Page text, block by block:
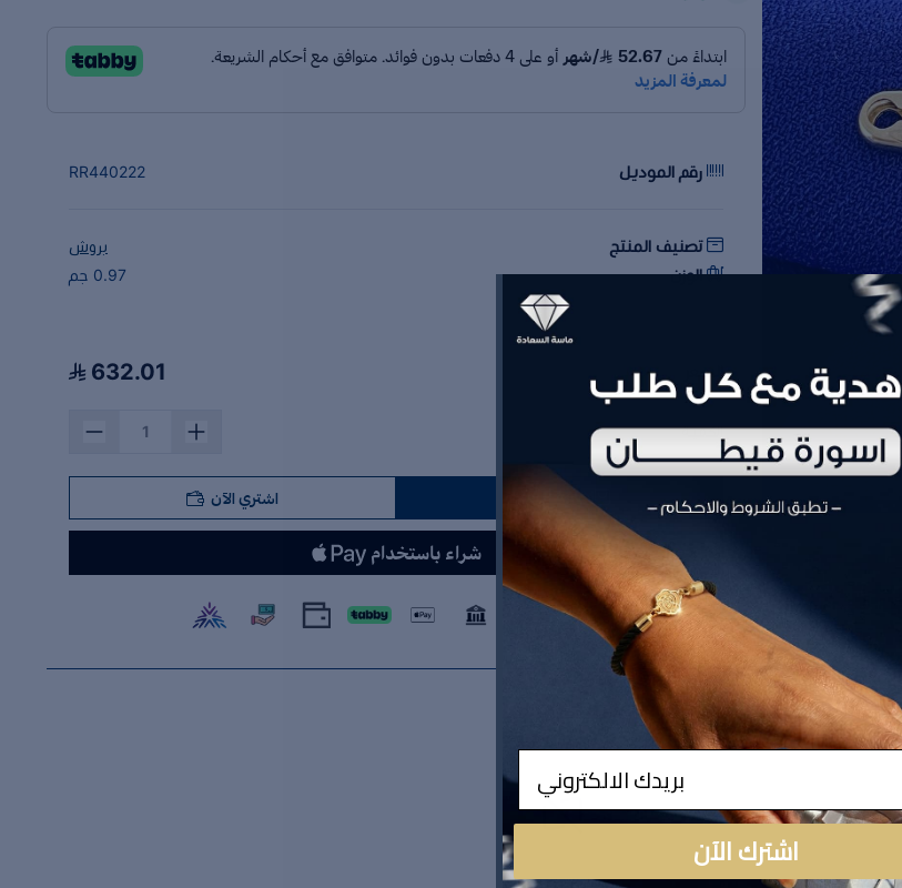
رقم الموديل RR440222
تصنيف المنتج بروش
الوزن 0.97 جم
السعر 632.01
الكمية
إضافة للسلة اشتري الآن
ادخال
اشترك الآن